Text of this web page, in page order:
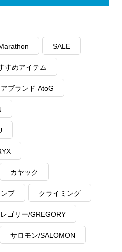
SALE
すめアイテム
ブランド AtoG
カヤック
プ クライミング
ゴリー/GREGORY
サロモン/SALOMON